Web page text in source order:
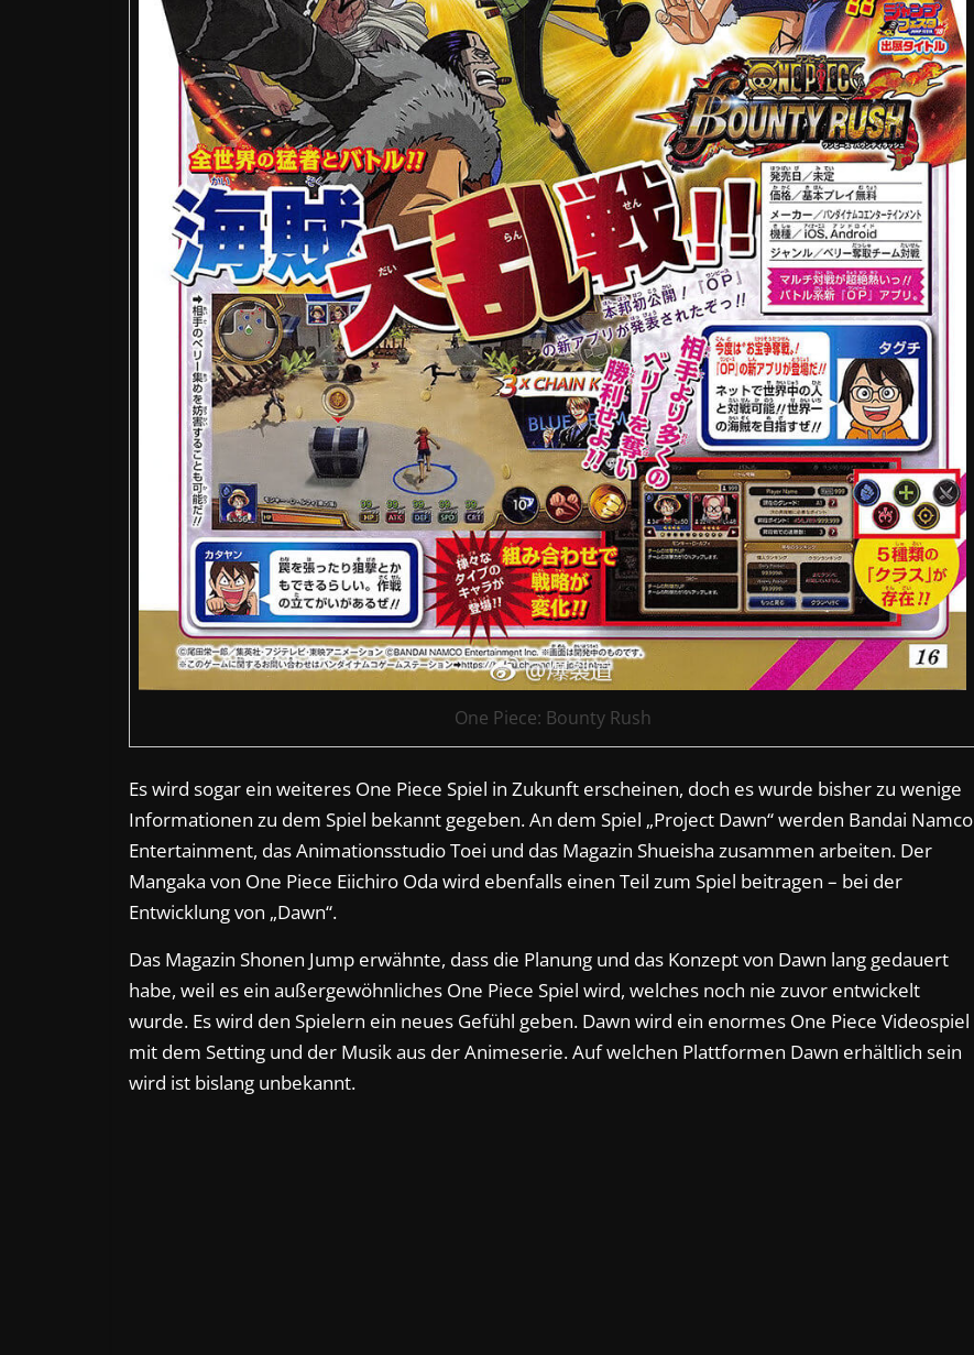
One Piece: Bounty Rush
Es wird sogar ein weiteres One Piece Spiel in Zukunft erscheinen, doch es wurde bisher zu wenige
Informationen zu dem Spiel bekannt gegeben. An dem Spiel „Project Dawn“ werden Bandai Namco
Entertainment, das Animationsstudio Toei und das Magazin Shueisha zusammen arbeiten. Der
Mangaka von One Piece Eiichiro Oda wird ebenfalls einen Teil zum Spiel beitragen – bei der
Entwicklung von „Dawn“.
Das Magazin Shonen Jump erwähnte, dass die Planung und das Konzept von Dawn lang gedauert
habe, weil es ein außergewöhnliches One Piece Spiel wird, welches noch nie zuvor entwickelt
wurde. Es wird den Spielern ein neues Gefühl geben. Dawn wird ein enormes One Piece Videospiel
mit dem Setting und der Musik aus der Animeserie. Auf welchen Plattformen Dawn erhältlich sein
wird ist bislang unbekannt.